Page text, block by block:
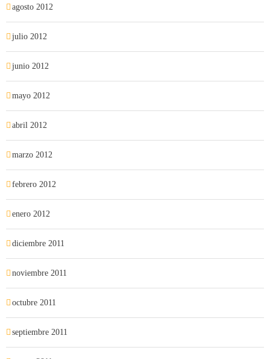
agosto 2012
julio 2012
junio 2012
mayo 2012
abril 2012
marzo 2012
febrero 2012
enero 2012
diciembre 2011
noviembre 2011
octubre 2011
septiembre 2011